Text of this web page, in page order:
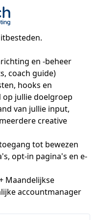
en -beheer
coach guide)
hooks en
jullie doelgroep
van jullie input,
creative
tot bewezen
opt-in pagina's en e-
Maandelijkse
accountmanager